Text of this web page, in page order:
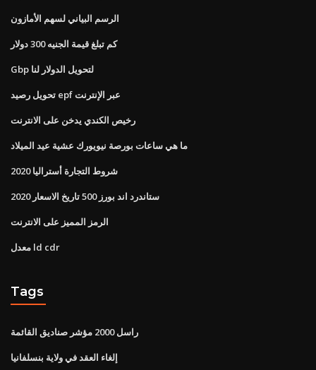
الرسم البياني لسهم الأمازون
كم تبلغ قيمة الجنيه 300 دولار
Gbp لتحويل الدولار لنا
تحويل رصيد epf عبر الإنترنت
رخيص الكندي يدخن على الانترنت
ما هي ساعات بورصة نيويورك عشية عيد الميلاد
شروط التجارة أستراليا 2020
ستاندرد اند بورز 500 تاريخ الاسعار 2020
الرمز المميز على الانترنت
معدل ld cdr
Tags
راسل 2000 مؤشر صناديق القائمة
إلغاء العقد في ولاية بنسلفانيا